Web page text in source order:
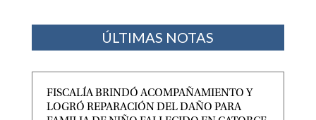
ÚLTIMAS NOTAS
FISCALÍA BRINDÓ ACOMPAÑAMIENTO Y
LOGRÓ REPARACIÓN DEL DAÑO PARA